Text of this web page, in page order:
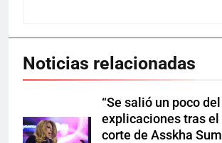
Noticias relacionadas
“Se salió un poco
explicaciones tras el
corte de Asskha